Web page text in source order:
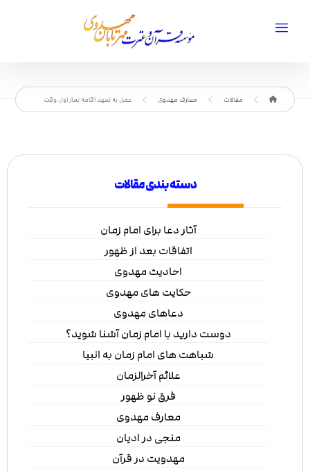
مقالات معارف مهدوی عمل به تعهد اقامه نماز اول وقت
دسته بندی مقالات
آثار دعا برای امام زمان
اتفاقات بعد از ظهور
احادیث مهدوی
حکایت های مهدوی
دعاهای مهدوی
دوست دارید با امام زمان آشنا شوید؟
شباهت های امام زمان به انبیا
علائم آخرالزمان
فرق نو ظهور
معارف مهدوی
منجی در ادیان
مهدویت در قرآن